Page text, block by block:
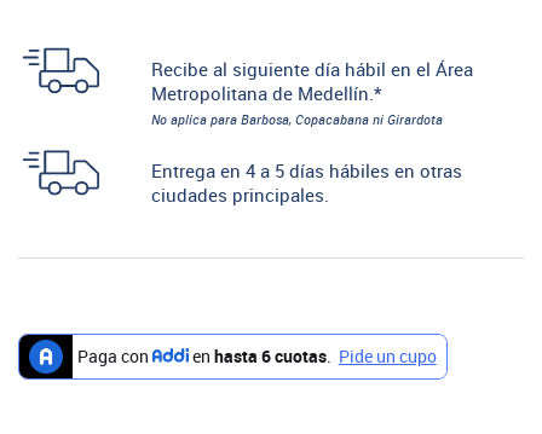
Recibe al siguiente día hábil en el Área
Metropolitana de Medellín.*
No aplica para Barbosa, Copacabana ni Girardota
Entrega en 4 a 5 días hábiles en otras
ciudades principales.